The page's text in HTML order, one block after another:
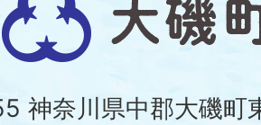
磯
町
神奈川県中郡大磯